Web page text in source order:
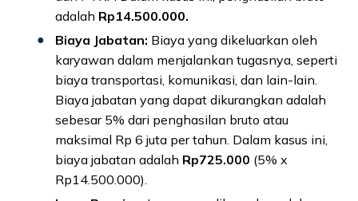
adalah Rp14.500.000.
Biaya Jabatan: Biaya yang dikeluarkan oleh
karyawan dalam menjalankan tugasnya, seperti
biaya transportasi, komunikasi, dan lain-lain.
Biaya jabatan yang dapat dikurangkan adalah
sebesar 5% dari penghasilan bruto atau
maksimal Rp 6 juta per tahun. Dalam kasus ini,
biaya jabatan adalah Rp725.000 (5% x
Rp14.500.000).